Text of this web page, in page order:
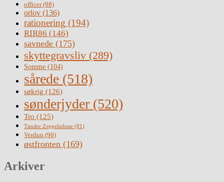
officer(98)
orlov (136)
rationering (194)
RIR86 (146)
savnede (175)
skyttegravsliv (289)
Somme (104)
sårede (518)
søkrig (126)
sønderjyder (520)
Tro (125)
Tønder Zeppelinbase (81)
Verdun (96)
østfronten (169)
Arkiver